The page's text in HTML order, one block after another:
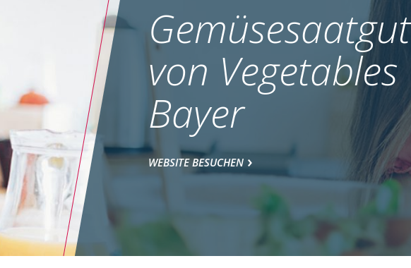
Gemüsesaatgut
von Vegetables
Bayer
WEBSITE BESUCHEN